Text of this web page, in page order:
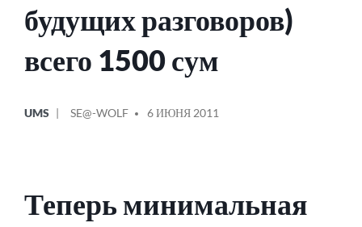
будущих разговоров)
всего 1500 сум
В
UMS
ОТ
SE@-WOLF 6 ИЮНЯ 2011
Теперь минимальная